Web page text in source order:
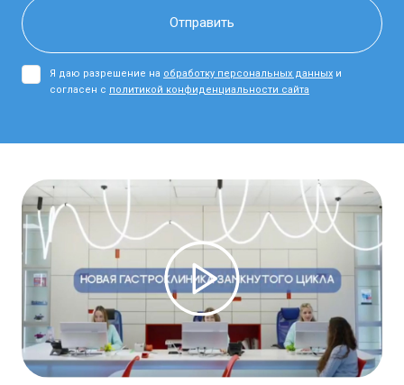
Я даю разрешение на обработку персональных данных и
согласен с политикой конфиденциальности сайта